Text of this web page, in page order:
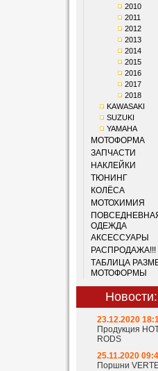
2010
2011
2012
2013
2014
2015
2016
2017
2018
KAWASAKI
SUZUKI
YAMAHA
МОТОФОРМА
ЗАПЧАСТИ
НАКЛЕЙКИ
ТЮНИНГ
КОЛЁСА
МОТОХИМИЯ
ОДЕЖДА
АКСЕССУАРЫ
РАСПРОДАЖА!!!
ТАБЛИЦА
МОТОФОРМЫ
Новости:
23.12.2020
Продукция
RODS
25.11.2020
Поршни